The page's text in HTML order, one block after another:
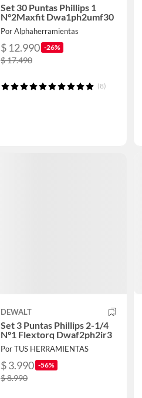
Set 30 Puntas Phillips 1
N°2Maxfit Dwa1ph2umf30
Por Alphaherramientas
$ 12.990 -26%
$ 17.490
(8)
DEWALT
Set 3 Puntas Phillips 2-1/4
Nº1 Flextorq Dwaf2ph2ir3
Por TUS HERRAMIENTAS
$ 3.990 -56%
$ 8.990